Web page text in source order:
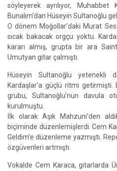
söyleyerek ayrılıyor, Muhabbet
Bunalım’dan Hüseyin Sultanoğlu
O dönem Moğollar’daki Murat
sıcak bakacak orgçu yoktu.
kararı almış, grupta bir ara
Umutyan gitar çalmıştı.
Hüseyin Sultanoğlu
Kardaşlar’a güçlü ritmi getirmişti.
grubu, Sultanoğlu’nun davula
kurulmuştu.
İlk olarak Aşık Mahzuni’den
biçiminde düzenlemişlerdi. Cem
Geldim’e düzenleme yazmıştı.
özgüvenleri artmıştı.
Vokalde Cem Karaca, gitarlarda